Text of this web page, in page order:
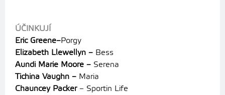
ÚČINKUJÍ
Eric Greene–Porgy
Elizabeth Llewellyn – Bess
Aundi Marie Moore – Serena
Tichina Vaughn – Maria
Chauncey Packer – Sportin Life